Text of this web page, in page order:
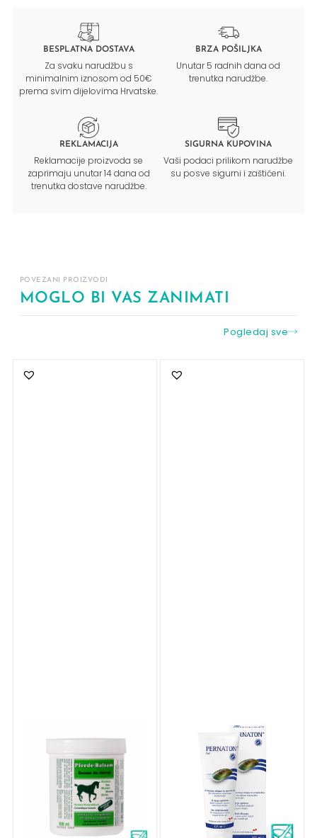
BESPLATNA DOSTAVA
Za svaku narudžbu s
minimalnim iznosom od 50€
prema svim dijelovima Hrvatske.
BRZA POŠILJKA
Unutar 5 radnih dana od
trenutka narudžbe.
REKLAMACIJA
Reklamacije proizvoda se
zaprimaju unutar 14 dana od
trenutka dostave narudžbe.
SIGURNA KUPOVINA
Vaši podaci prilikom narudžbe
su posve sigurni i zaštićeni.
POVEZANI PROIZVODI
MOGLO BI VAS ZANIMATI
Pogledaj sve